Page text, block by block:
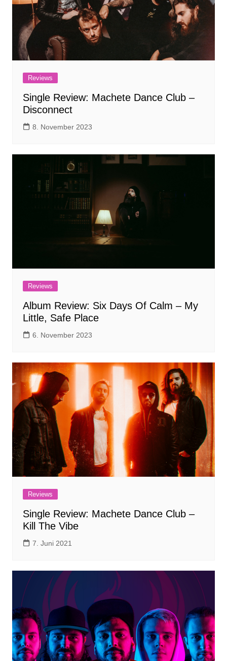
Reviews
Single Review: Machete Dance Club –
Disconnect
8. November 2023
Reviews
Album Review: Six Days Of Calm – My
Little, Safe Place
6. November 2023
Reviews
Single Review: Machete Dance Club –
Kill The Vibe
7. Juni 2021